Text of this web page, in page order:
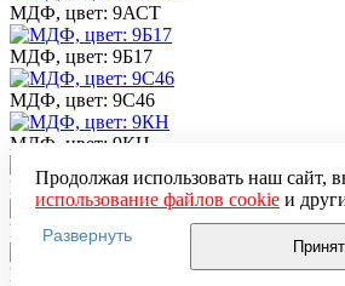
МДФ, цвет: 9АСТ
МДФ, цвет: 9Б17
МДФ, цвет: 9С46
МДФ, цвет: 9КН
МДФ, цвет: 9К45
МДФ, цвет: 9К43
МДФ, цвет: 9К37
Продолжая использовать наш сайт,
использование файлов cookieи других
пользовательских данных (включая
местоположении, устройстве, действиях на
для функционирования сайта,
Развернуть